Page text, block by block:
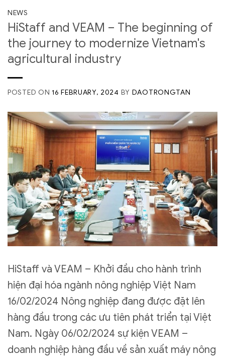
NEWS
HiStaff and VEAM – The beginning of
the journey to modernize Vietnam's
agricultural industry
POSTED ON 16 FEBRUARY, 2024 BY DAOTRONGTAN
HiStaff và VEAM – Khởi đầu cho hành trình
hiện đại hóa ngành nông nghiệp Việt Nam
16/02/2024 Nông nghiệp đang được đặt lên
hàng đầu trong các ưu tiên phát triển tại Việt
Nam. Ngày 06/02/2024 sự kiện VEAM –
doanh nghiệp hàng đầu về sản xuất máy nông